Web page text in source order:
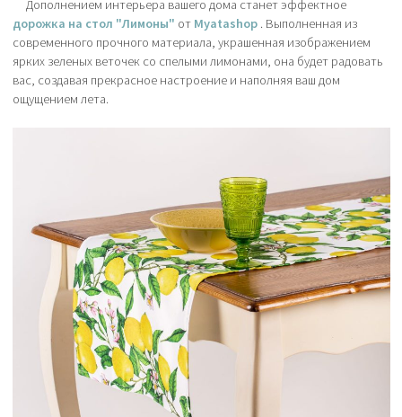
Дополнением интерьера вашего дома станет эффектное
дорожка на стол "Лимоны" от Myatashop. Выполненная из
современного прочного материала, украшенная изображением
ярких зеленых веточек со спелыми лимонами, она будет радовать
вас, создавая прекрасное настроение и наполняя ваш дом
ощущением лета.